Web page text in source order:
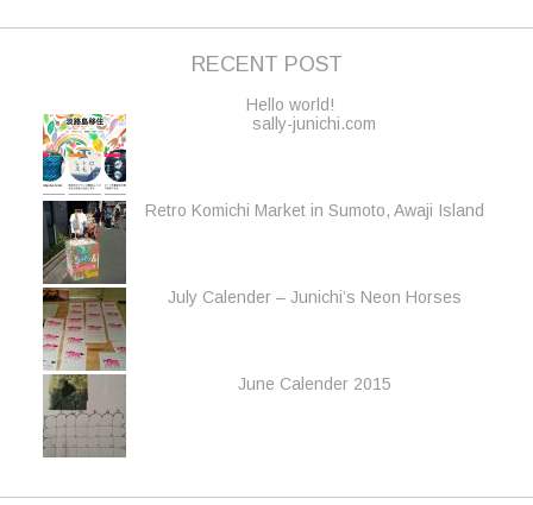
RECENT POST
Hello world!
sally-junichi.com
Retro Komichi Market in Sumoto, Awaji Island
July Calender – Junichi’s Neon Horses
June Calender 2015